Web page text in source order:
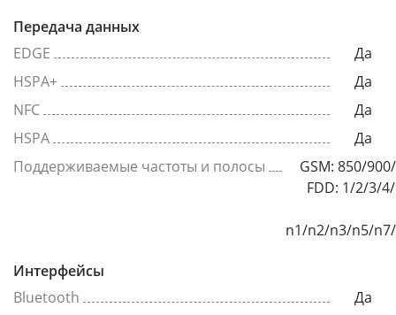
Передача данных
EDGE
Да
HSPA+
Да
NFC
Да
HSPA
Да
Поддерживаемые частоты и полосы
GSM: 850/
FDD: 1/2/3/
n1/n2/n3/n5/
Интерфейсы
Bluetooth
Да